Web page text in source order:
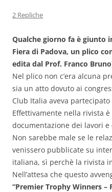
2 Repliche
Qualche giorno fa è giunto
Fiera di Padova, un plico
edita dal Prof. Franco
Nel plico non c’era alcuna
sia un atto dovuto ai
Club Italia aveva
Effettivamente nella rivista
documentazione dei lavori e
Non sarebbe male se le
venissero pubblicate su
italiana, sì perchè la rivista
Nell’attesa che questo
“Premier Trophy Winners –